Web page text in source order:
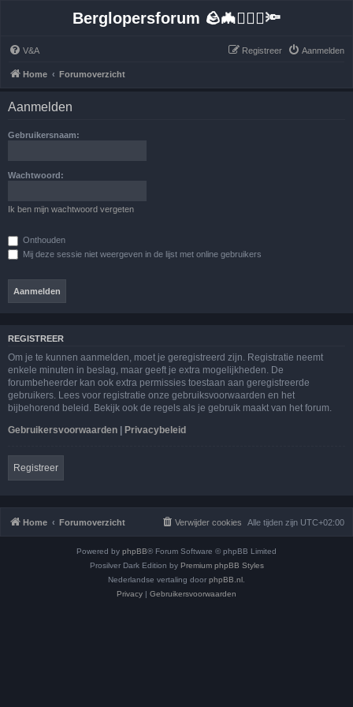
Berglopersforum 🪨🦇🚶🏻‍♂️🔦
V&A Aanmelden
Registreer
Home Forumoverzicht
Aanmelden
Gebruikersnaam:
Wachtwoord:
Ik ben mijn wachtwoord vergeten
Onthouden
Mij deze sessie niet weergeven in de lijst met online gebruikers
REGISTREER
Om je te kunnen aanmelden, moet je geregistreerd zijn. Registratie neemt
enkele minuten in beslag, maar geeft je extra mogelijkheden. De
forumbeheerder kan ook extra permissies toestaan aan geregistreerde
gebruikers. Lees voor registratie onze gebruiksvoorwaarden en het
bijbehorend beleid. Bekijk ook de regels als je gebruik maakt van het forum.
Gebruikersvoorwaarden | Privacybeleid
Registreer
Home Forumoverzicht Alle tijden zijn UTC+02:00
Verwijder cookies
Powered by phpBB® Forum Software © phpBB Limited
Prosilver Dark Edition by Premium phpBB Styles
Nederlandse vertaling door phpBB.nl
Privacy | Gebruikersvoorwaarden